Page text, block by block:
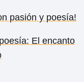
pasión y poesía!
El encanto